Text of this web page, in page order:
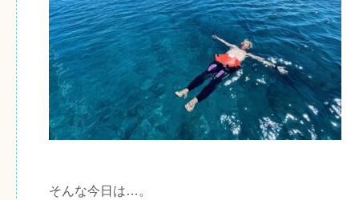
そんな今日は…。